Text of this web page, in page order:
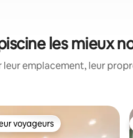
les mieux
emplacement, leur
voyageurs
voyageurs